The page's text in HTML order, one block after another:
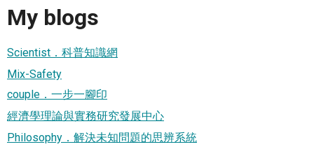
My blogs
Scientist．科普知識網
Mix-Safety
couple．一步一腳印
經濟學理論與實務研究發展中心
Philosophy．解決未知問題的思辨系統